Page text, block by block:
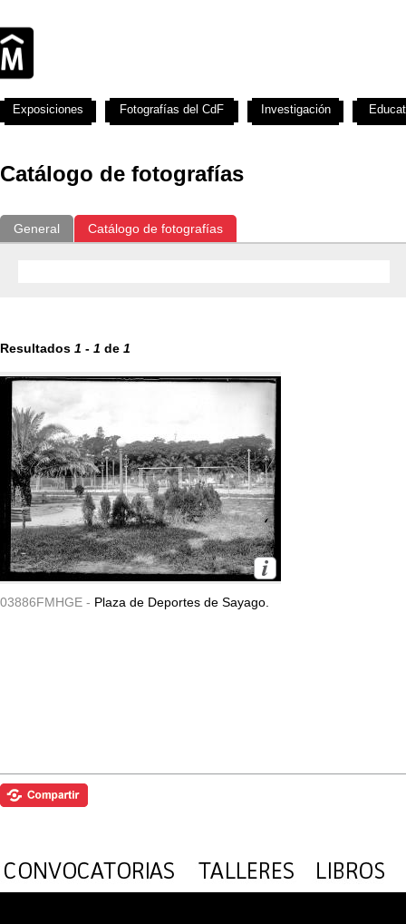
Catálogo de fotografías
General Catálogo de fotografías
Resultados 1 - 1 de 1
03886FMHGE - Plaza de Deportes de Sayago.
Exposiciones Fotografías del CdF Investigación